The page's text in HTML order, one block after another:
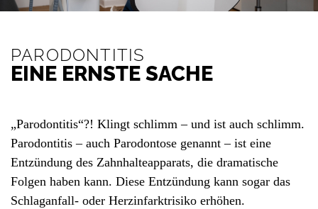
PARODONTITIS
EINE ERNSTE SACHE
„Parodontitis“?! Klingt schlimm – und ist auch schlimm.
Parodontitis – auch Parodontose genannt – ist eine
Entzündung des Zahnhalteapparats, die dramatische
Folgen haben kann. Diese Entzündung kann sogar das
Schlaganfall- oder Herzinfarktrisiko erhöhen.